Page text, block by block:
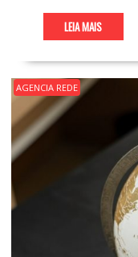
LEIA MAIS
AGENCIA REDE